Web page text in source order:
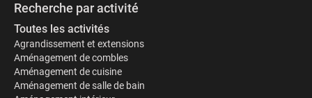
Recherche par activité
Toutes les activités
Agrandissement et extensions
Aménagement de combles
Aménagement de cuisine
Aménagement de salle de bain